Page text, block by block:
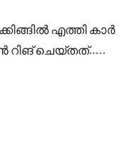
എത്തി കാർ
റിങ് ചെയ്തത്…..